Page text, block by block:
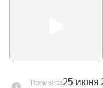
Премьера25 июня